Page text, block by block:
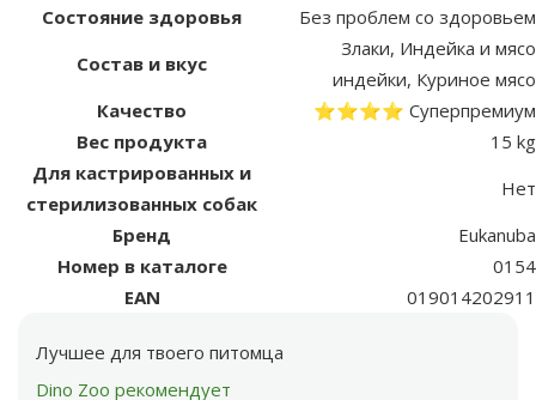
Состояние здоровья
Без проблем со здоровьем
Состав и вкус
Злаки, Индейка и мясо
индейки, Куриное мясо
Качество
⭐⭐⭐⭐ Суперпремиум
Вес продукта
15 kg
Для кастрированных и
стерилизованных собак
Нет
Бренд
Eukanuba
Номер в каталоге
0154
EAN
019014202911
Лучшее для твоего питомца
Dino Zoo рекомендует